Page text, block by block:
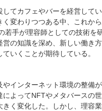
てカフェやバーを経営して
く変わりつつある中、これか
若手が理容師としての技術を
の知識を深め、新しい働き
いくことが期待している。
やインターネット環境の整備
によってNFTやメタバースの
きく変化した。しかし、理容